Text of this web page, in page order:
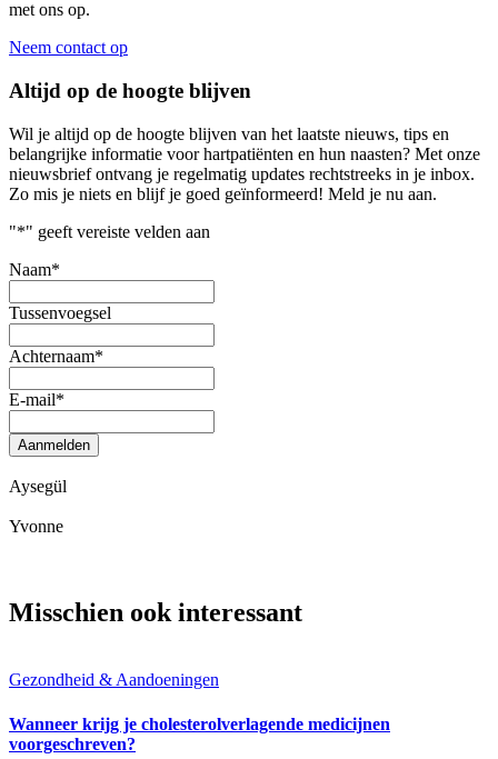
met ons op.
Neem contact op
Altijd op de hoogte blijven
Wil je altijd op de hoogte blijven van het laatste nieuws, tips en
belangrijke informatie voor hartpatiënten en hun naasten? Met onze
nieuwsbrief ontvang je regelmatig updates rechtstreeks in je inbox.
Zo mis je niets en blijf je goed geïnformeerd! Meld je nu aan.
"*" geeft vereiste velden aan
Naam*
Tussenvoegsel
Achternaam*
E-mail*
Aanmelden
Aysegül
Yvonne
Misschien ook interessant
Gezondheid & Aandoeningen
Wanneer krijg je cholesterolverlagende medicijnen
voorgeschreven?